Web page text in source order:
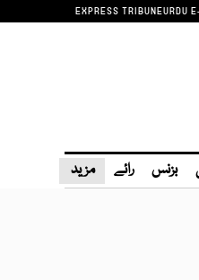
EXPRESS TRIBUNEURDU
بزنس رائے مزید